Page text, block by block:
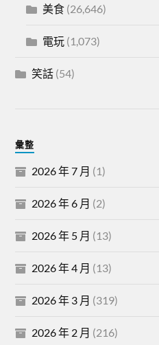
美食 (26,646)
電玩 (1,073)
笑話 (54)
彙整
2026 年 7 月 (1)
2026 年 6 月 (2)
2026 年 5 月 (13)
2026 年 4 月 (13)
2026 年 3 月 (319)
2026 年 2 月 (216)